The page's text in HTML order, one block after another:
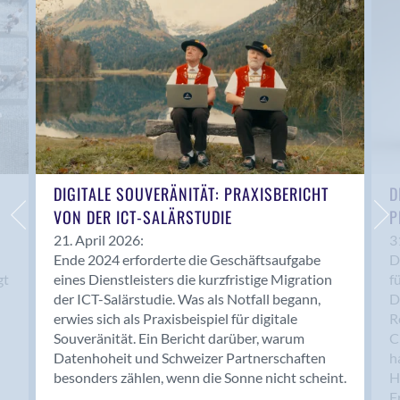
Anwil
Appenzell
Au SG
Baar
Baden
Balsthal
Balzers
Basel
Bassersdorf
Belp
Bendern
Benken (SG)
Bergdietikon
Berlin
Bern
Bern - Liebefeld
DIGITALE SOUVERÄNITÄT: PRAXISBERICHT
VON DER ICT-SALÄRSTUDIE
21. April 2026:
Ende 2024 erforderte die Geschäftsaufgabe
eines Dienstleisters die kurzfristige Migration
der ICT-Salärstudie. Was als Notfall begann,
erwies sich als Praxisbeispiel für digitale
Souveränität. Ein Bericht darüber, warum
Datenhoheit und Schweizer Partnerschaften
besonders zählen, wenn die Sonne nicht scheint.